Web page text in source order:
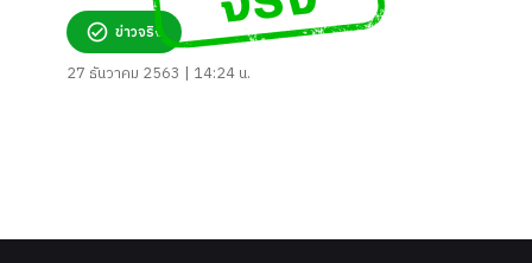
ข่าวจริง
27 ธันวาคม 2563 | 14:24 น.